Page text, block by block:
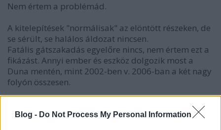
Blog - Do Not Process My Personal Information
Nem értem a problémád.
A kitelepítések "normálisak" az elöntött részeken, de
se sérült, se halálos áldozat nincsen.
Fatális gátszakadás egyelőre nincs, nem értem ezt a
fikázást. Annyi ember és eszköz dolgozik most a
Duna mentén, mint 2002-ben v. 2006-ban a két nagy
folyón összesen.
"mivel a magyar kormány látványosan elaludt az
évszázad árvizének érkezése előtt."